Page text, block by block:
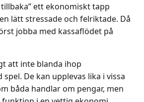
ett ekonomiskt tapp
lätt stressade och felriktade. Då
jobba med kassaflödet på
att inte blanda ihop
De kan upplevas lika i vissa
båda handlar om pengar, men